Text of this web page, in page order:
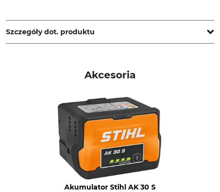
64807 Dieburg, Germany, www.stihl.de
Szczegóły dot. produktu
AK 30 S Plus
Nr artykułu producenta
Akcesoria
Akumulator Stihl AK 30 S